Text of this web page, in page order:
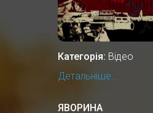
Категорія: Відео
Детальніше...
ЯВОРИНА